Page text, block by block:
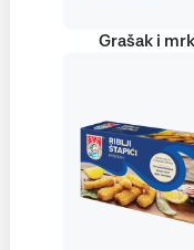
Grašak i